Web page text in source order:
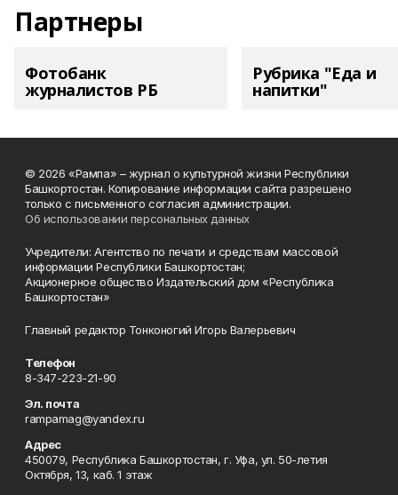
Партнеры
Фотобанк
журналистов РБ
Рубрика "Еда и
напитки"
© 2026 «Рампа» – журнал о культурной жизни Республики
Башкортостан. Копирование информации сайта разрешено
только с письменного согласия администрации.
Об использовании персональных данных
Учредители: Агентство по печати и средствам массовой
информации Республики Башкортостан;
Акционерное общество Издательский дом «Республика
Башкортостан»
Главный редактор Тонконогий Игорь Валерьевич
Телефон
8-347-223-21-90
Эл. почта
rampamag@yandex.ru
Адрес
450079, Республика Башкортостан, г. Уфа, ул. 50-летия
Октября, 13, каб. 1 этаж